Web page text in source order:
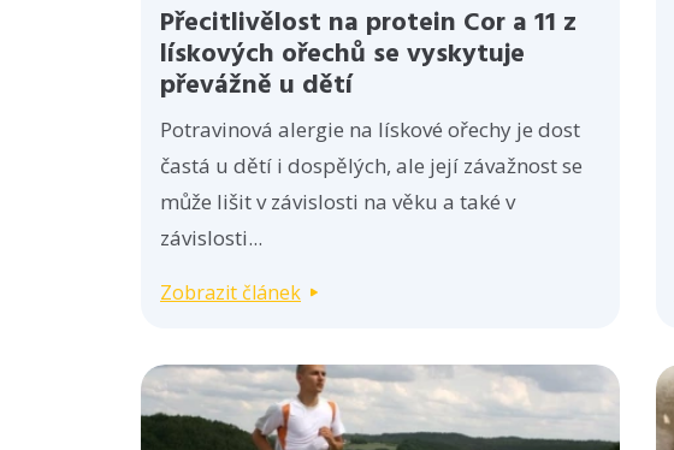
Přecitlivělost na protein Cor a 11 z
lískových ořechů se vyskytuje
převážně u dětí
Potravinová alergie na lískové ořechy je dost
častá u dětí i dospělých, ale její závažnost se
může lišit v závislosti na věku a také v
závislosti...
Zobrazit článek